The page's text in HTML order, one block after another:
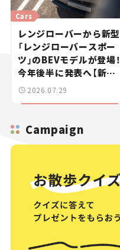
Cars
レンジローバーから新型
「レンジローバースポー
ツ」のBEVモデルが登場！
今年後半に発表へ【新車
ニュース】
2026.07.29
Campaign